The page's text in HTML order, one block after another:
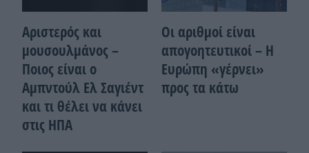
Αριστερός και
μουσουλμάνος –
Ποιoς είναι ο
Αμπντούλ Ελ Σαγιέντ
και τι θέλει να κάνει
στις ΗΠΑ
Οι αριθμοί είναι
απογοητευτικοί – Η
Ευρώπη «γέρνει»
προς τα κάτω